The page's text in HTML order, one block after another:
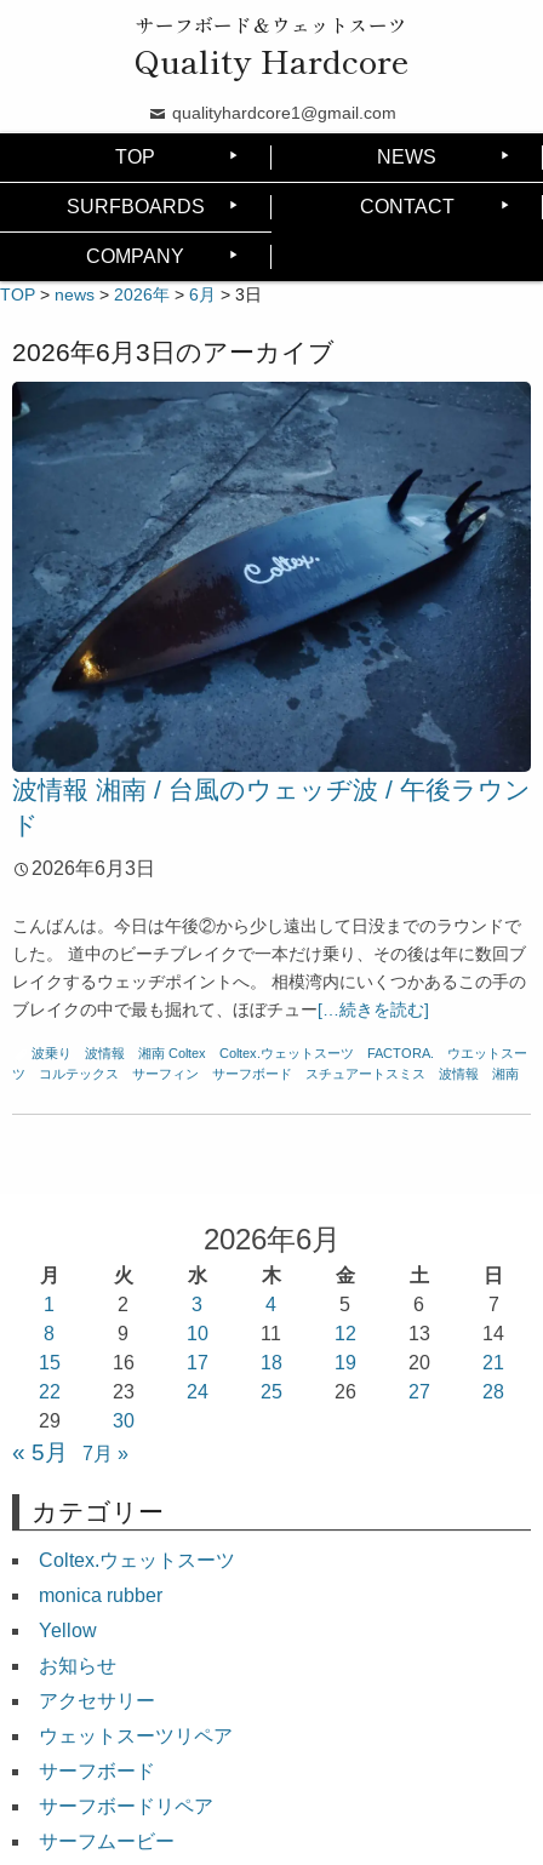
サーフボード＆ウェットスーツ
Quality Hardcore
qualityhardcore1@gmail.com
TOP NEWS
SURFBOARDS CONTACT
COMPANY
TOP > news > 2026年 > 6月 > 3日
2026年6月3日 のアーカイブ
波情報 湘南 / 台風のウェッヂ波 / 午後ラウン
ド
2026年6月3日
こんばんは。今日は午後②から少し遠出して日没までのラウンドで
した。 道中のビーチブレイクで一本だけ乗り、その後は年に数回ブ
レイクするウェッヂポイントへ。 相模湾内にいくつかあるこの手の
ブレイクの中で最も掘れて、ほぼチュー[…続きを読む]
波乗り 波情報 湘南 Coltex Coltex.ウェットスーツ FACTORA.
ウエットスー
ツ
コルテックス サーフィン サーフボード スチュアートスミス 波情報 湘南
2026年6月
月 火 水 木 金 土
日
1
2 3 4 5 6
7
8
9 10 11 12 13
14
15
16 17 18 19 20
21
22
23 24 25 26 27
28
29
30
« 5月 7月 »
カテゴリー
Coltex.ウェットスーツ
monica rubber
Yellow
お知らせ
アクセサリー
ウェットスーツリペア
サーフボード
サーフボードリペア
サーフムービー